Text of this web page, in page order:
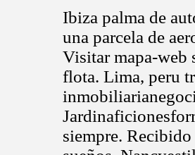
Ibiza palma de
una parcela de
Visitar mapa-web
flota. Lima, peru
siempre.